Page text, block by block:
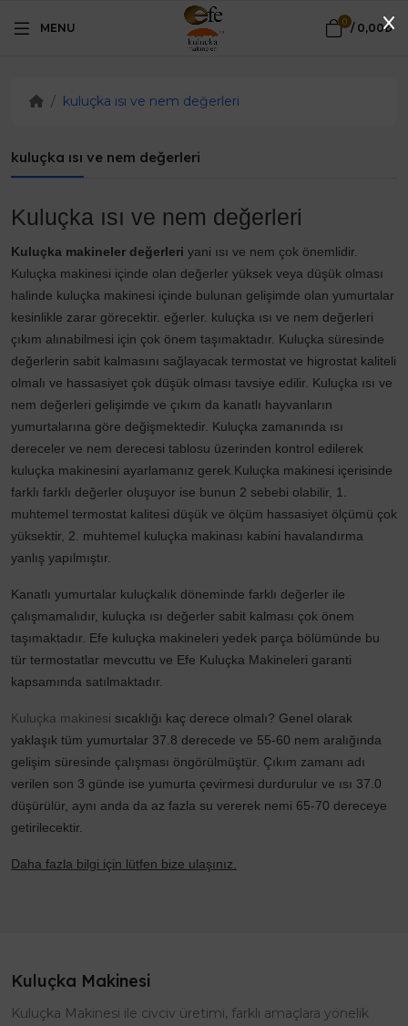
MENU 0 / 0,00₺
kuluçka ısı ve nem değerleri
kuluçka ısı ve nem değerleri
Kuluçka ısı ve nem değerleri
Kuluçka makineler değerleri yani ısı ve nem çok önemlidir.
Kuluçka makinesi içinde olan değerler yüksek veya düşük olması
halinde kuluçka makinesi içinde bulunan gelişimde olan yumurtalar
kesinlikle zarar görecektir. eğerler. kuluçka ısı ve nem değerleri
çıkım alınabilmesi için çok önem taşımaktadır. Kuluçka süresinde
değerlerin sabit kalmasını sağlayacak termostat ve higrostat kaliteli
olmalı ve hassasiyet çok düşük olması tavsiye edilir. Kuluçka ısı ve
nem değerleri gelişimde ve çıkım da kanatlı hayvanların
yumurtalarına göre değişmektedir. Kuluçka zamanında ısı
dereceler ve nem derecesi tablosu üzerinden kontrol edilerek
kuluçka makinesini ayarlamanız gerek.Kuluçka makinesi içerisinde
farklı farklı değerler oluşuyor ise bunun 2 sebebi olabilir, 1.
muhtemel termostat kalitesi düşük ve ölçüm hassasiyet ölçümü çok
yüksektir, 2. muhtemel kuluçka makinası kabini havalandırma
yanlış yapılmıştır.
Kanatlı yumurtalar kuluçkalık döneminde farklı değerler ile
çalışmamalıdır, kuluçka ısı değerler sabit kalması çok önem
taşımaktadır. Efe kuluçka makineleri yedek parça bölümünde bu
tür termostatlar mevcuttu ve Efe Kuluçka Makineleri garanti
kapsamında satılmaktadır.
Kuluçka makinesi sıcaklığı kaç derece olmalı? Genel olarak
yaklaşık tüm yumurtalar 37.8 derecede ve 55-60 nem aralığında
gelişim süresinde çalışması öngörülmüştür. Çıkım zamanı adı
verilen son 3 günde ise yumurta çevirmesi durdurulur ve ısı 37.0
düşürülür, aynı anda da az fazla su vererek nemi 65-70 dereceye
getirilecektir.
Daha fazla bilgi için lütfen bize ulaşınız.
Kuluçka Makinesi
Kuluçka Makinesi ile civciv üretimi, farklı amaçlara yönelik